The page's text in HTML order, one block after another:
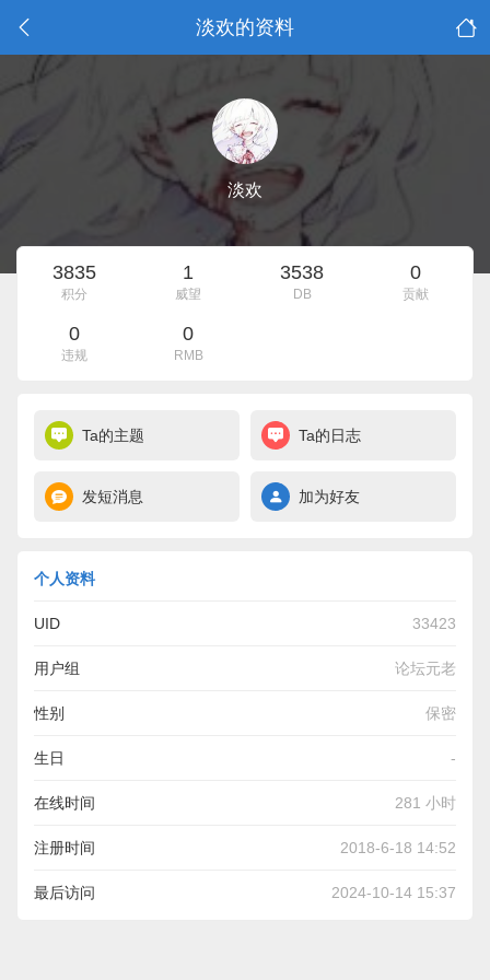
淡欢的资料
淡欢
3835
积分
1
威望
3538
DB
0
贡献
0
违规
0
RMB
Ta的主题 Ta的日志
发短消息 加为好友
个人资料
UID 33423
用户组 论坛元老
性别 保密
生日 -
在线时间 281 小时
注册时间 2018-6-18 14:52
最后访问 2024-10-14 15:37